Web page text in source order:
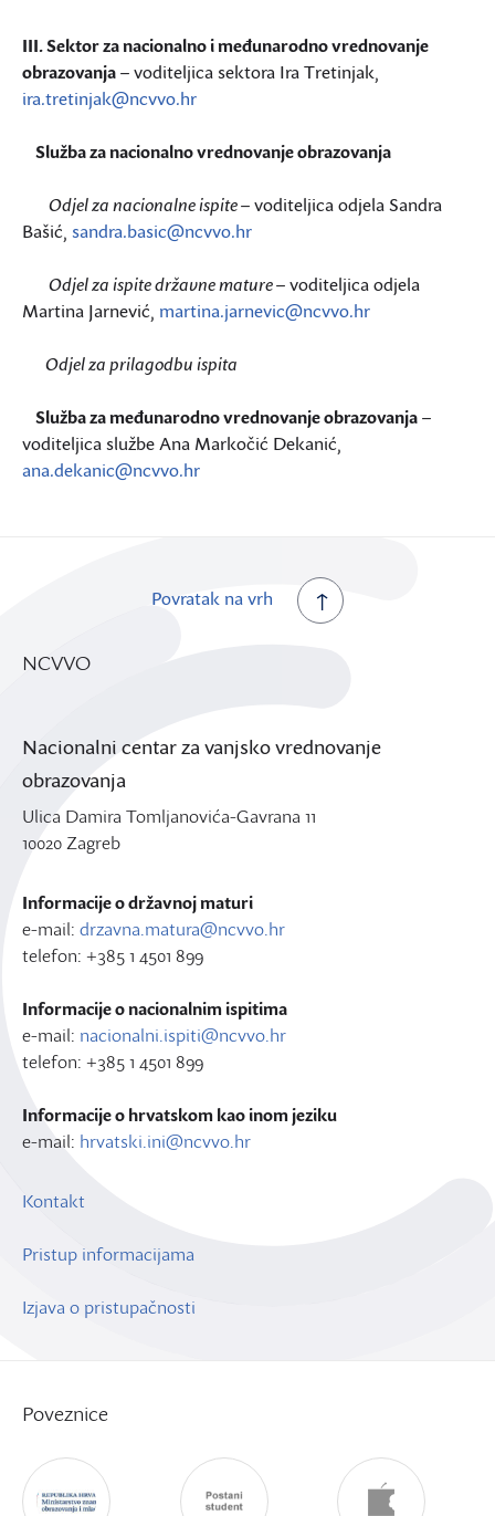
III. Sektor za nacionalno i međunarodno vrednovanje
obrazovanja– voditeljica sektora Ira Tretinjak,
ira.tretinjak@ncvvo.hr
Služba za nacionalno vrednovanje obrazovanja
Odjel za nacionalne ispite– voditeljica odjela Sandra
Bašić, sandra.basic@ncvvo.hr
Odjel za ispite državne mature– voditeljica odjela
Martina Jarnević, martina.jarnevic@ncvvo.hr
Odjel za prilagodbu ispita
Služba za međunarodno vrednovanje obrazovanja–
voditeljica službe Ana Markočić Dekanić,
ana.dekanic@ncvvo.hr
Povratak na vrh
NCVVO
Nacionalni centar za vanjsko vrednovanje
obrazovanja
Ulica Damira Tomljanovića-Gavrana 11
10020 Zagreb
Informacije o državnoj maturi
e-mail: drzavna.matura@ncvvo.hr
telefon: +385 1 4501 899
Informacije o nacionalnim ispitima
e-mail: nacionalni.ispiti@ncvvo.hr
telefon: +385 1 4501 899
Informacije o hrvatskom kao inom jeziku
e-mail: hrvatski.ini@ncvvo.hr
Kontakt
Pristup informacijama
Izjava o pristupačnosti
Poveznice